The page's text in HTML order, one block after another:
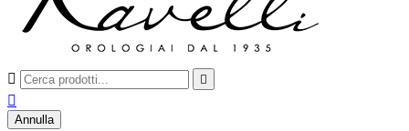
 

Annulla